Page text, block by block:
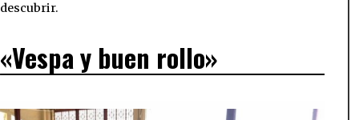
descubrir.
«Vespa y buen rollo»